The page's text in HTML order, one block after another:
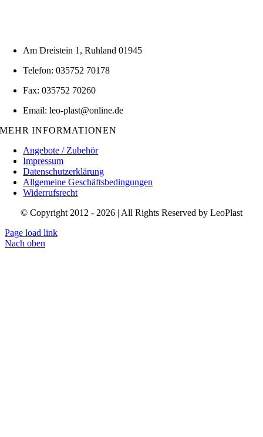
Am Dreistein 1, Ruhland 01945
Telefon: 035752 70178
Fax: 035752 70260
Email: leo-plast@online.de
MEHR INFORMATIONEN
Angebote / Zubehör
Impressum
Datenschutzerklärung
Allgemeine Geschäftsbedingungen
Widerrufsrecht
© Copyright 2012 - 2026 | All Rights Reserved by LeoPlast
Page load link
Nach oben